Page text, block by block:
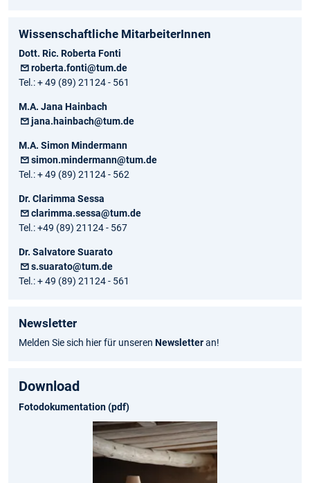
Wissenschaftliche MitarbeiterInnen
Dott. Ric. Roberta Fonti
roberta.fonti@tum.de
Tel.: + 49 (89) 21124 - 561
M.A. Jana Hainbach
jana.hainbach@tum.de
M.A. Simon Mindermann
simon.mindermann@tum.de
Tel.: + 49 (89) 21124 - 562
Dr. Clarimma Sessa
clarimma.sessa@tum.de
Tel.: +49 (89) 21124 - 567
Dr. Salvatore Suarato
s.suarato@tum.de
Tel.: + 49 (89) 21124 - 561
Newsletter
Melden Sie sich hier für unseren Newsletteran!
Download
Fotodokumentation (pdf)